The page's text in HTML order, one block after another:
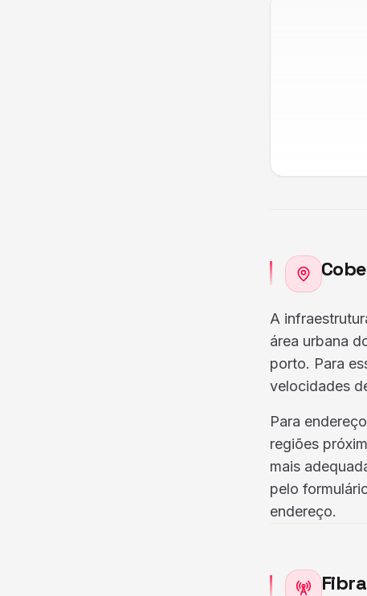
A
área urbana
porto. Para
velocidades
Para
regiões
mais
pelo
endereço.